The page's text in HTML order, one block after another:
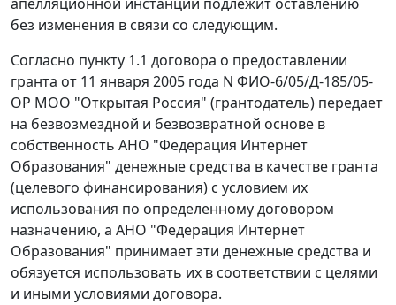
без изменения в связи со следующим.
Согласно пункту 1.1 договора о предоставлении
гранта от 11 января 2005 года N ФИО-6/05/Д-185/05-
ОР МОО "Открытая Россия" (грантодатель) передает
на безвозмездной и безвозвратной основе в
собственность АНО "Федерация Интернет
Образования" денежные средства в качестве гранта
(целевого финансирования) с условием их
использования по определенному договором
назначению, а АНО "Федерация Интернет
Образования" принимает эти денежные средства и
обязуется использовать их в соответствии с целями
и иными условиями договора.